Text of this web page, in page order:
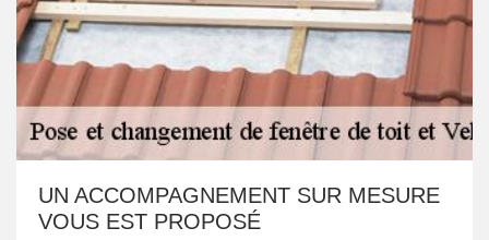
UN ACCOMPAGNEMENT SUR MESURE
VOUS EST PROPOSÉ